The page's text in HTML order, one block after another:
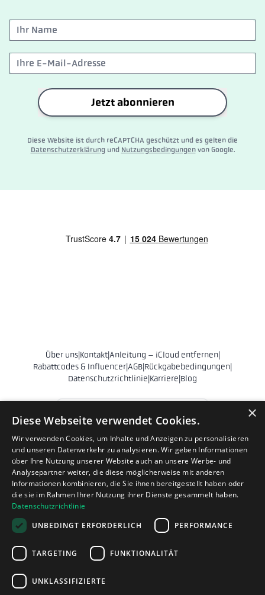
Jetzt abonnieren
Diese Website ist durch reCAPTCHA geschützt und es gelten die
Datenschutzerklärungund Nutzungsbedingungenvon Google.
Über uns|Kontakt|Anleitung – iCloud entfernen|
Rabattcodes & Influencer|AGB|Rückgabebedingungen|
Datenschutzrichtlinie|Karriere|Blog
© 2011 - 2026 Phonehero AB
Sankt Eriksgatan 28
112 39 Stockholm
Schweden
Organisationsnr. 556839-9231
+46 10 551 5854 (english)· Werktage 8:30–16:30 Uhr
Phonehero AB ist ein in Schweden registriertes schwedisches
Unternehmen (Reg.-Nr. 556839-9231), das Onlineshops in mehreren
schwedischem Gesellschaftsrecht und der EU-
×
Diese Webseite verwendet Cookies.
Wir verwenden Cookies, um Inhalte und Anzeigen zu personalisieren
und unseren Datenverkehr zu analysieren. Wir geben Informationen
über Ihre Nutzung unserer Website auch an unsere Werbe- und
Analysepartner weiter, die diese möglicherweise mit anderen
Informationen kombinieren, die Sie ihnen bereitgestellt haben oder
die sie im Rahmen Ihrer Nutzung ihrer Dienste gesammelt haben.
Datenschutzrichtlinie
UNBEDINGT ERFORDERLICH
PERFORMANCE
TARGETING FUNKTIONALITÄT
UNKLASSIFIZIERTE